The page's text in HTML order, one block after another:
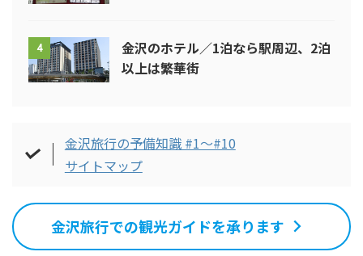
4
金沢のホテル／1泊なら駅周辺、2泊
以上は繁華街
金沢旅行の予備知識 #1～#10
サイトマップ
金沢旅行での観光ガイドを承ります